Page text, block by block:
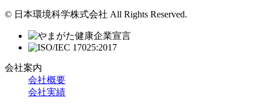
© 日本環境科学株式会社 All Rights Reserved.
会社案内
会社概要
会社実績